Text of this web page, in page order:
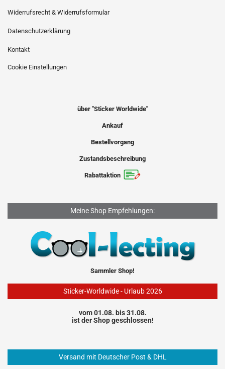
Widerrufsrecht & Widerrufsformular
Datenschutzerklärung
Kontakt
Cookie Einstellungen
über "Sticker Worldwide"
Ankauf
Bestellvorgang
Zustandsbeschreibung
Rabattaktion
Meine Shop Empfehlungen:
Sammler Shop!
Sticker-Worldwide - Urlaub 2026
vom 01.08. bis 31.08.
ist der Shop geschlossen!
Versand mit Deutscher Post & DHL